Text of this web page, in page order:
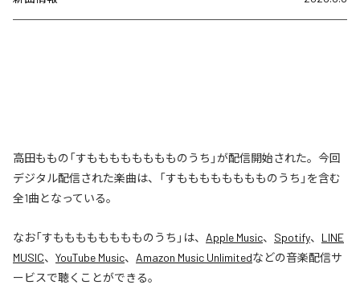
高田ももの「すもももももももものうち」が配信開始された。今回
デジタル配信された楽曲は、「すもももももももものうち」を含む
全1曲となっている。
なお「すもももももももものうち 」は、 Apple Music、 Spotify、 LINE
MUSIC、 YouTube Music、 Amazon Music Unlimitedなどの音楽配信サ
ービスで聴くことができる。